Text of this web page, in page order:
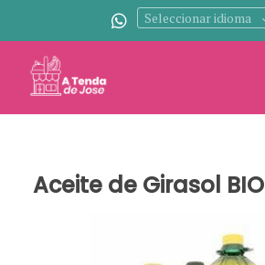
Seleccionar idioma
Aceite de Girasol BIO